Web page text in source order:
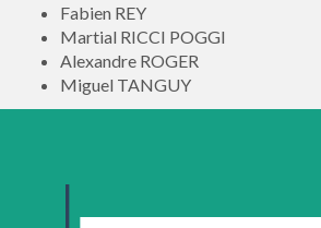
Fabien REY
Martial RICCI POGGI
Alexandre ROGER
Miguel TANGUY